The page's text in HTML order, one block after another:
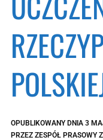
OPUBLIKOWANY DNIA 3
PRZEZ ZESPÓŁ PRASOWY